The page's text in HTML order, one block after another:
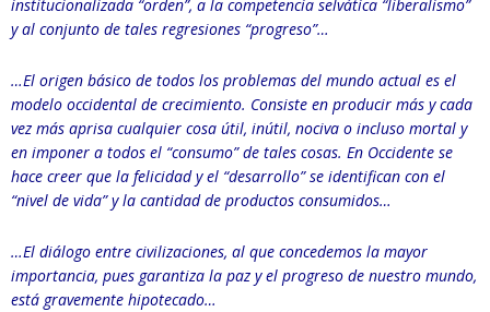
institucionalizada “orden”, a la competencia selvática “liberalismo”
y al conjunto de tales regresiones “progreso”…
…El origen básico de todos los problemas del mundo actual es el
modelo occidental de crecimiento. Consiste en producir más y cada
vez más aprisa cualquier cosa útil, inútil, nociva o incluso mortal y
en imponer a todos el “consumo” de tales cosas. En Occidente se
hace creer que la felicidad y el “desarrollo” se identifican con el
“nivel de vida” y la cantidad de productos consumidos…
…El diálogo entre civilizaciones, al que concedemos la mayor
importancia, pues garantiza la paz y el progreso de nuestro mundo,
está gravemente hipotecado…